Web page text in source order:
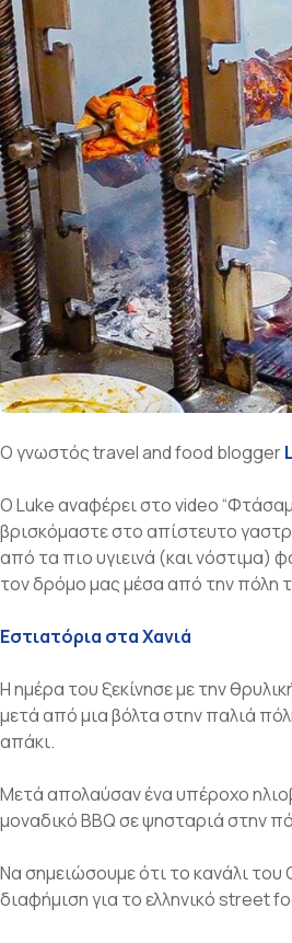
ε
ν
ο
Ο γνωστός travel and food blogger
Ο Luke αναφέρει στο video
βρισκόμαστε στο απίστευτο
από τα πιο υγιεινά (και νόστιμα)
τον δρόμο μας μέσα από την πόλη
Εστιατόρια στα Χανιά
Η ημέρα του ξεκίνησε με την
μετά από μια βόλτα στην παλιά
απάκι.
Μετά απολαύσαν ένα υπέροχο
μοναδικό BBQ σε ψησταριά στην
Να σημειώσουμε ότι το κανάλι του
διαφήμιση για το ελληνικό street